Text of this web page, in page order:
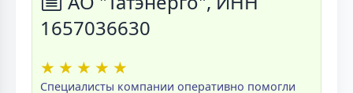
1657036630
★ ★ ★ ★ ★
Специалисты компании оперативно помогли